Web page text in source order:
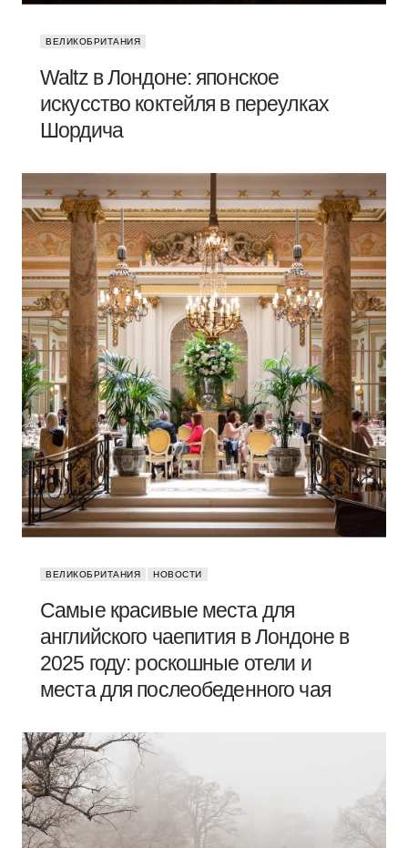
ВЕЛИКОБРИТАНИЯ
Waltz в Лондоне: японское
искусство коктейля в переулках
Шордича
ВЕЛИКОБРИТАНИЯ НОВОСТИ
Самые красивые места для
английского чаепития в Лондоне в
2025 году: роскошные отели и
места для послеобеденного чая